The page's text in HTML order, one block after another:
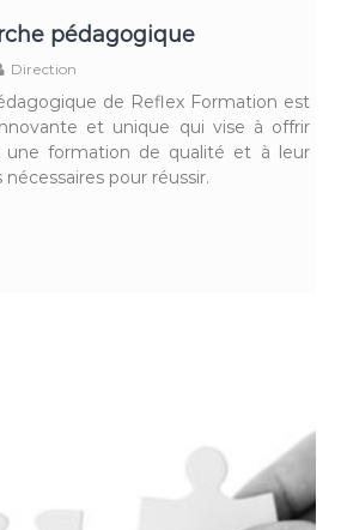
pédagogique
Direction
de Reflex Formation est
et unique qui vise à offrir
une formation de qualité et à leur
pour réussir.